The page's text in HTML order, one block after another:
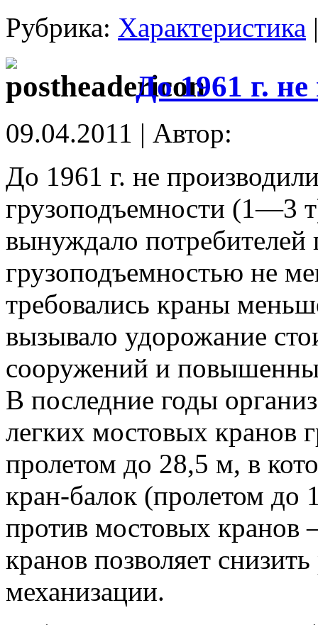
Рубрика: Характеристика
До 1961 г.
09.04.2011 | Автор:
До 1961 г. не
грузоподъемности (1—3
вынуждало
грузоподъемностью не
требовались краны
вызывало удорожание
сооружений и
В последние годы
легких мостовых кранов
пролетом до 28,5 м, в
кран-балок (пролетом до
против мостовых
кранов позволяет
механизации.